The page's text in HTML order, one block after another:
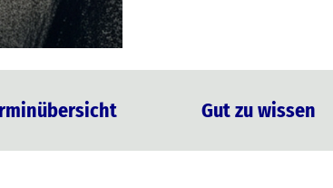
Gut zu wissen